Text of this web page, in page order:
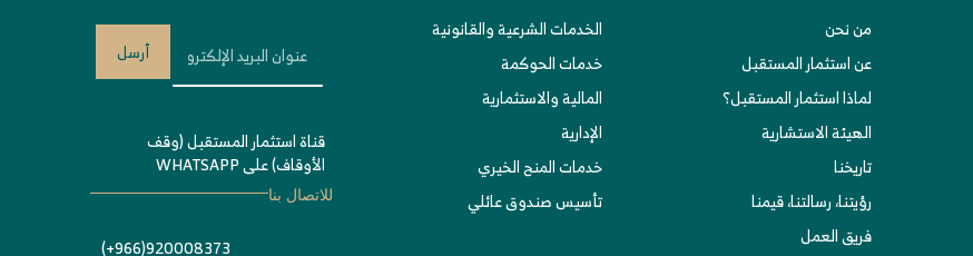
من نحن
عن استثمار المستقبل
لماذا استثمار المستقبل؟
الهيئة الاستشارية
تاريخنا
رؤيتنا، رسالتنا، قيمنا
فريق العمل
الخدمات الشرعية والقانونية
خدمات الحوكمة
المالية والاستثمارية
الإدارية
خدمات المنح الخيري
تأسيس صندوق عائلي
أرسل
قناة استثمار المستقبل (وقف
الأوقاف) على WHATSAPP
للاتصال بنا
920008373(966+)